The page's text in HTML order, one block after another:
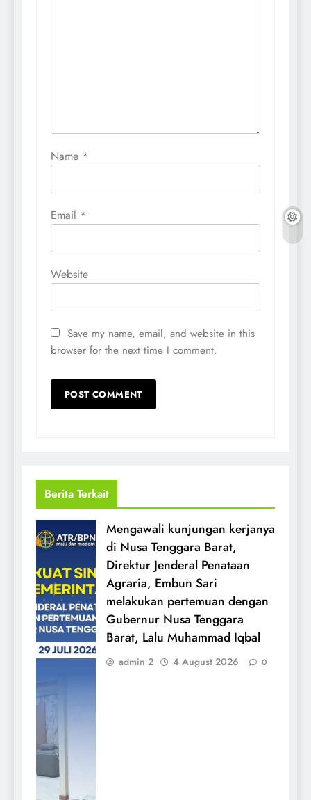
Name *
Email *
Website
Save my name, email, and website in this
browser for the next time I comment.
Berita Terkait
Mengawali kunjungan kerjanya
di Nusa Tenggara Barat,
Direktur Jenderal Penataan
Agraria, Embun Sari
melakukan pertemuan dengan
Gubernur Nusa Tenggara
Barat, Lalu Muhammad Iqbal
admin 2 4 August 2026 0